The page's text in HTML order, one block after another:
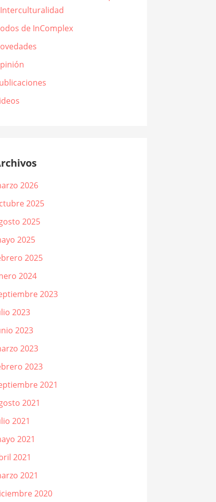
de InComplex
2026
2025
2025
2025
2025
2024
2023
2023
2023
2023
2023
2021
2021
2021
2021
2021
2021
2020